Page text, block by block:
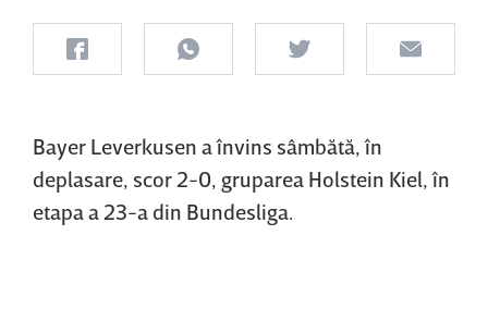
Bayer Leverkusen a învins sâmbătă, în
deplasare, scor 2-0, gruparea Holstein Kiel, în
etapa a 23-a din Bundesliga.